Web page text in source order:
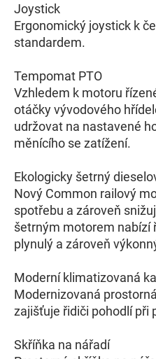
Joystick
Ergonomický joystick k
standardem.
Tempomat PTO
Vzhledem k motoru
otáčky vývodového
udržovat na nastavené
měnícího se zatížení.
Ekologicky šetrný
Nový Common railový
spotřebu a zároveň
šetrným motorem nabízí
plynulý a zároveň
Moderní klimatizovaná
Modernizovaná
zajišťuje řidiči pohodlí při
Skříňka na nářadí